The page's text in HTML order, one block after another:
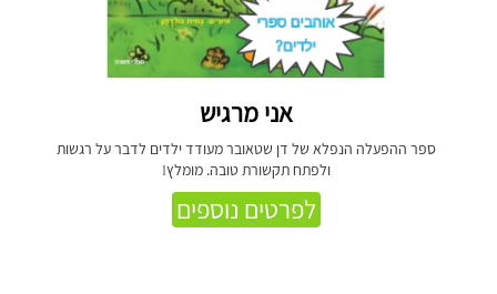
אני מרגיש
ספר ההפעלה הנפלא של דן שטאובר מעודד ילדים לדבר על רגשות
ולפתח תקשורת טובה. מומלץ!
לפרטים נוספים